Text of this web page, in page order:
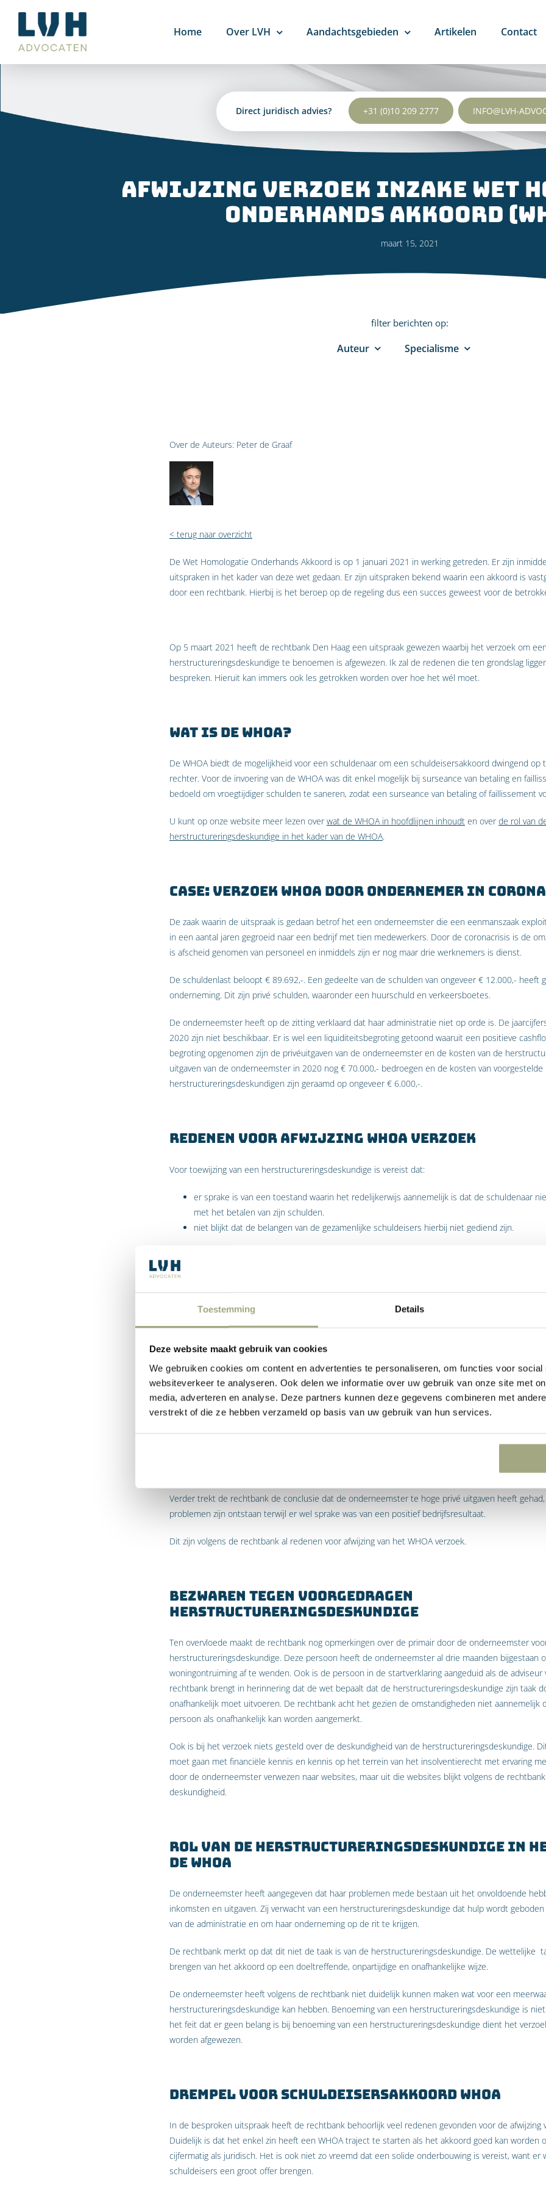
Toestemming Details
Deze website maakt gebruik van cookies
We gebruiken cookies om content en advertenties te personaliseren, om functies voor social
websiteverkeer te analyseren. Ook delen we informatie over uw gebruik van onze site met
media, adverteren en analyse. Deze partners kunnen deze gegevens combineren met
verstrekt of die ze hebben verzameld op basis van uw gebruik van hun services.
inhoud
Direct juridisch advies? +31 (0)10 209 2777 INFO@LVH-
Home Over LVH Aandachtsgebieden Artikelen Contact
Afwijzing verzoek inzake Wet
Onderhands Akkoord
maart 15, 2021
filter berichten op:
Auteur Specialisme
Over de Auteurs: Peter de Graaf
< terug naar overzicht
De Wet Homologatie Onderhands Akkoord is op 1 januari 2021 in werking getreden. Er zijn
uitspraken in het kader van deze wet gedaan. Er zijn uitspraken bekend waarin een akkoord is
door een rechtbank. Hierbij is het beroep op de regeling dus een succes geweest voor de
Op 5 maart 2021 heeft de rechtbank Den Haag een uitspraak gewezen waarbij het verzoek om een
herstructureringsdeskundige te benoemen is afgewezen. Ik zal de redenen die ten grondslag
bespreken. Hieruit kan immers ook les getrokken worden over hoe het wél moet.
Wat is de WHOA?
De WHOA biedt de mogelijkheid voor een schuldenaar om een schuldeisersakkoord dwingend op
rechter. Voor de invoering van de WHOA was dit enkel mogelijk bij surseance van betaling en
bedoeld om vroegtijdiger schulden te saneren, zodat een surseance van betaling of faillissement
U kunt op onze website meer lezen overwat de WHOA in hoofdlijnen inhoudten overde rol van
herstructureringsdeskundige in het kader van de WHOA.
Case: Verzoek WHOA door ondernemer in
De zaak waarin de uitspraak is gedaan betrof het een onderneemster die een eenmanszaak
in een aantal jaren gegroeid naar een bedrijf met tien medewerkers. Door de coronacrisis is de
is afscheid genomen van personeel en inmiddels zijn er nog maar drie werknemers is dienst.
De schuldenlast beloopt € 89.692,-. Een gedeelte van de schulden van ongeveer € 12.000,- heeft
onderneming. Dit zijn privé schulden, waaronder een huurschuld en verkeersboetes.
De onderneemster heeft op de zitting verklaard dat haar administratie niet op orde is. De
2020 zijn niet beschikbaar. Er is wel een liquiditeitsbegroting getoond waaruit een positieve
begroting opgenomen zijn de privéuitgaven van de onderneemster en de kosten van de
uitgaven van de onderneemster in 2020 nog € 70.000,- bedroegen en de kosten van voorgestelde
herstructureringsdeskundigen zijn geraamd op ongeveer € 6.000,-.
Redenen voor afwijzing WHOA verzoek
Voor toewijzing van een herstructureringsdeskundige is vereist dat:
er sprake is van een toestand waarin het redelijkerwijs aannemelijk is dat de schuldenaar
met het betalen van zijn schulden.
niet blijkt dat de belangen van de gezamenlijke schuldeisers hierbij niet gediend zijn.
“Het verkeren in een toestand waarin het redelijkerwijs aannemelijk is dat een schuldenaar
neer dat die schuldenaar nog in staat is om zijn lopende verplichtingen te voldoen én
realistisch perspectief bestaat om een toekomstige insolventie af te wenden als de schulden
geherstructureerd.”
De rechtbank meent dat de onderneemster wel aannemelijk heeft gemaakt dat zij een financieel
dat zij in staat is haar lopende verplichtingen te voldoen. De onderbouwing ontbreekt bij de
opgestelde cijfers laten ook niet zien dat de onderneemster haar privékosten kan betalen uit de
onderneming, aldus de rechtbank.
ontstaan en of het ontstaan van de schulden verband houdt met de slechte
ook weinig aannemelijk dat CJIB boetes voor een bedrag van € 4.127,- verband houden met
Verder trekt de rechtbank de conclusie dat de onderneemster te hoge privé uitgaven heeft
problemen zijn ontstaan terwijl er wel sprake was van een positief bedrijfsresultaat.
Dit zijn volgens de rechtbank al redenen voor afwijzing van het WHOA verzoek.
Bezwaren tegen voorgedragen
herstructureringsdeskundige
Ten overvloede maakt de rechtbank nog opmerkingen over de primair door de onderneemster
herstructureringsdeskundige. Deze persoon heeft de onderneemster al drie maanden bijgestaan
woningontruiming af te wenden. Ook is de persoon in de startverklaring aangeduid als de
rechtbank brengt in herinnering dat de wet bepaalt dat de herstructureringsdeskundige zijn taak
onafhankelijk moet uitvoeren. De rechtbank acht het gezien de omstandigheden niet aannemelijk
persoon als onafhankelijk kan worden aangemerkt.
Ook is bij het verzoek niets gesteld over de deskundigheid van de herstructureringsdeskundige.
moet gaan met financiële kennis en kennis op het terrein van het insolventierecht met ervaring
door de onderneemster verwezen naar websites, maar uit die websites blijkt volgens de
deskundigheid.
Rol van de herstructureringsdeskundige in
de WHOA
De onderneemster heeft aangegeven dat haar problemen mede bestaan uit het onvoldoende
inkomsten en uitgaven. Zij verwacht van een herstructureringsdeskundige dat hulp wordt
van de administratie en om haar onderneming op de rit te krijgen.
De rechtbank merkt op dat dit niet de taak is van de herstructureringsdeskundige. De wettelijke
brengen van het akkoord op een doeltreffende, onpartijdige en onafhankelijke wijze.
De onderneemster heeft volgens de rechtbank niet duidelijk kunnen maken wat voor een
herstructureringsdeskundige kan hebben. Benoeming van een herstructureringsdeskundige is
het feit dat er geen belang is bij benoeming van een herstructureringsdeskundige dient het
worden afgewezen.
Drempel voor schuldeisersakkoord WHOA
In de besproken uitspraak heeft de rechtbank behoorlijk veel redenen gevonden voor de afwijzing
Duidelijk is dat het enkel zin heeft een WHOA traject te starten als het akkoord goed kan worden
cijfermatig als juridisch. Het is ook niet zo vreemd dat een solide onderbouwing is vereist, want er
schuldeisers een groot offer brengen.